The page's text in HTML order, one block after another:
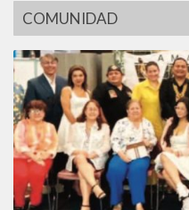
COMUNIDAD